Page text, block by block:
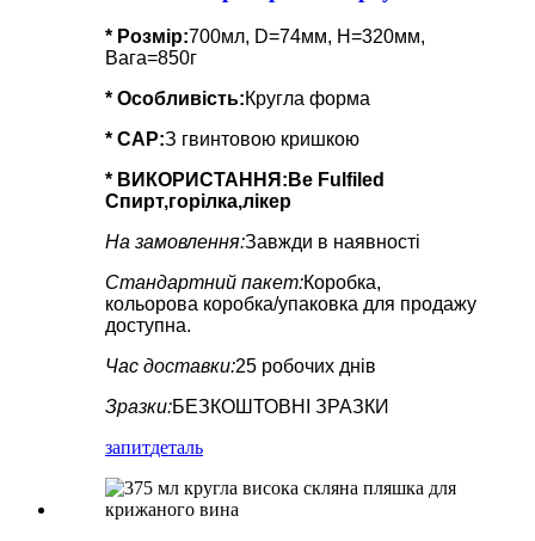
* Розмір:700мл, D=74мм, H=320мм,
Вага=850г
* Особливість:Кругла форма
* CAP:З гвинтовою кришкою
* ВИКОРИСТАННЯ: Be Fulfiled
Спирт,горілка,лікер
На замовлення:Завжди в наявності
Стандартний пакет:Коробка,
кольорова коробка/упаковка для продажу
доступна.
Час доставки:25 робочих днів
Зразки:БЕЗКОШТОВНІ ЗРАЗКИ
запитдеталь